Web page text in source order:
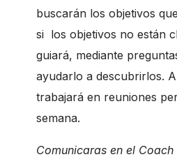
buscarán los objetivos
si los objetivos no están
guiará, mediante
ayudarlo a descubrirlos.
trabajará en reuniones
semana.
Comunicaras en el